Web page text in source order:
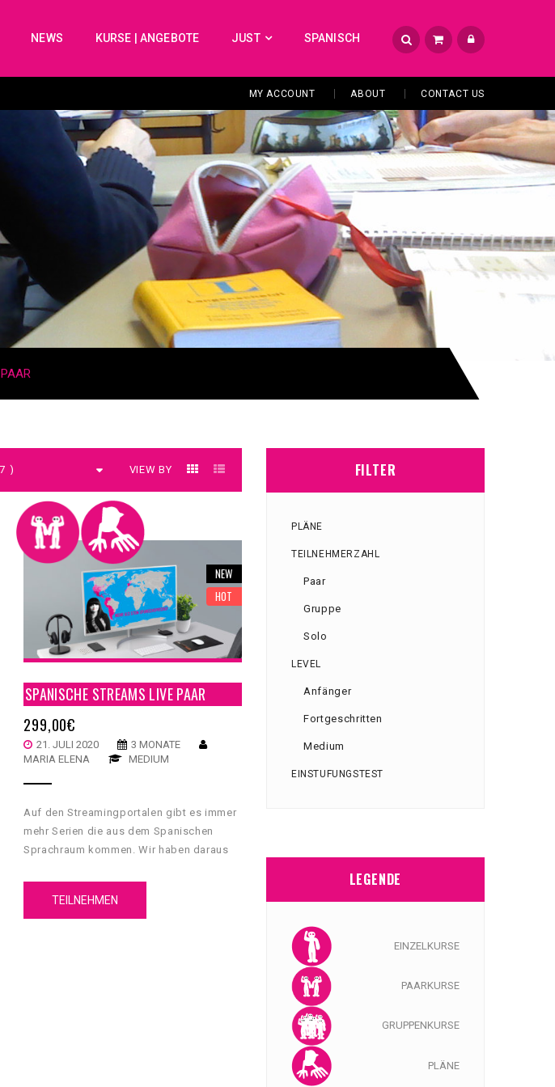
NEWS KURSE | ANGEBOTE JUST SPANISCH
MY ACCOUNT ABOUT CONTACT US
PAAR
VIEW BY
NEW
HOT
SPANISCHE STREAMS LIVE PAAR
299,00€
21. JULI 2020
3 MONATE
MARIA ELENA
MEDIUM
Auf den Streamingportalen gibt es immer
mehr Serien die aus dem Spanischen
Sprachraum kommen. Wir haben daraus
kannst.TEILNEHMEN
FILTER
PLÄNE
TEILNEHMERZAHL
Paar
Gruppe
Solo
LEVEL
Anfänger
Fortgeschritten
Medium
EINSTUFUNGSTEST
LEGENDE
EINZELKURSE
PAARKURSE
GRUPPENKURSE
PLÄNE